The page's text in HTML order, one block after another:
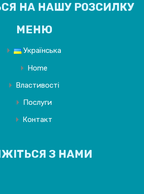
НА НАШУ РОЗСИЛКУ
МЕНЮ
Українська
Home
Властивості
Послуги
Контакт
З НАМИ